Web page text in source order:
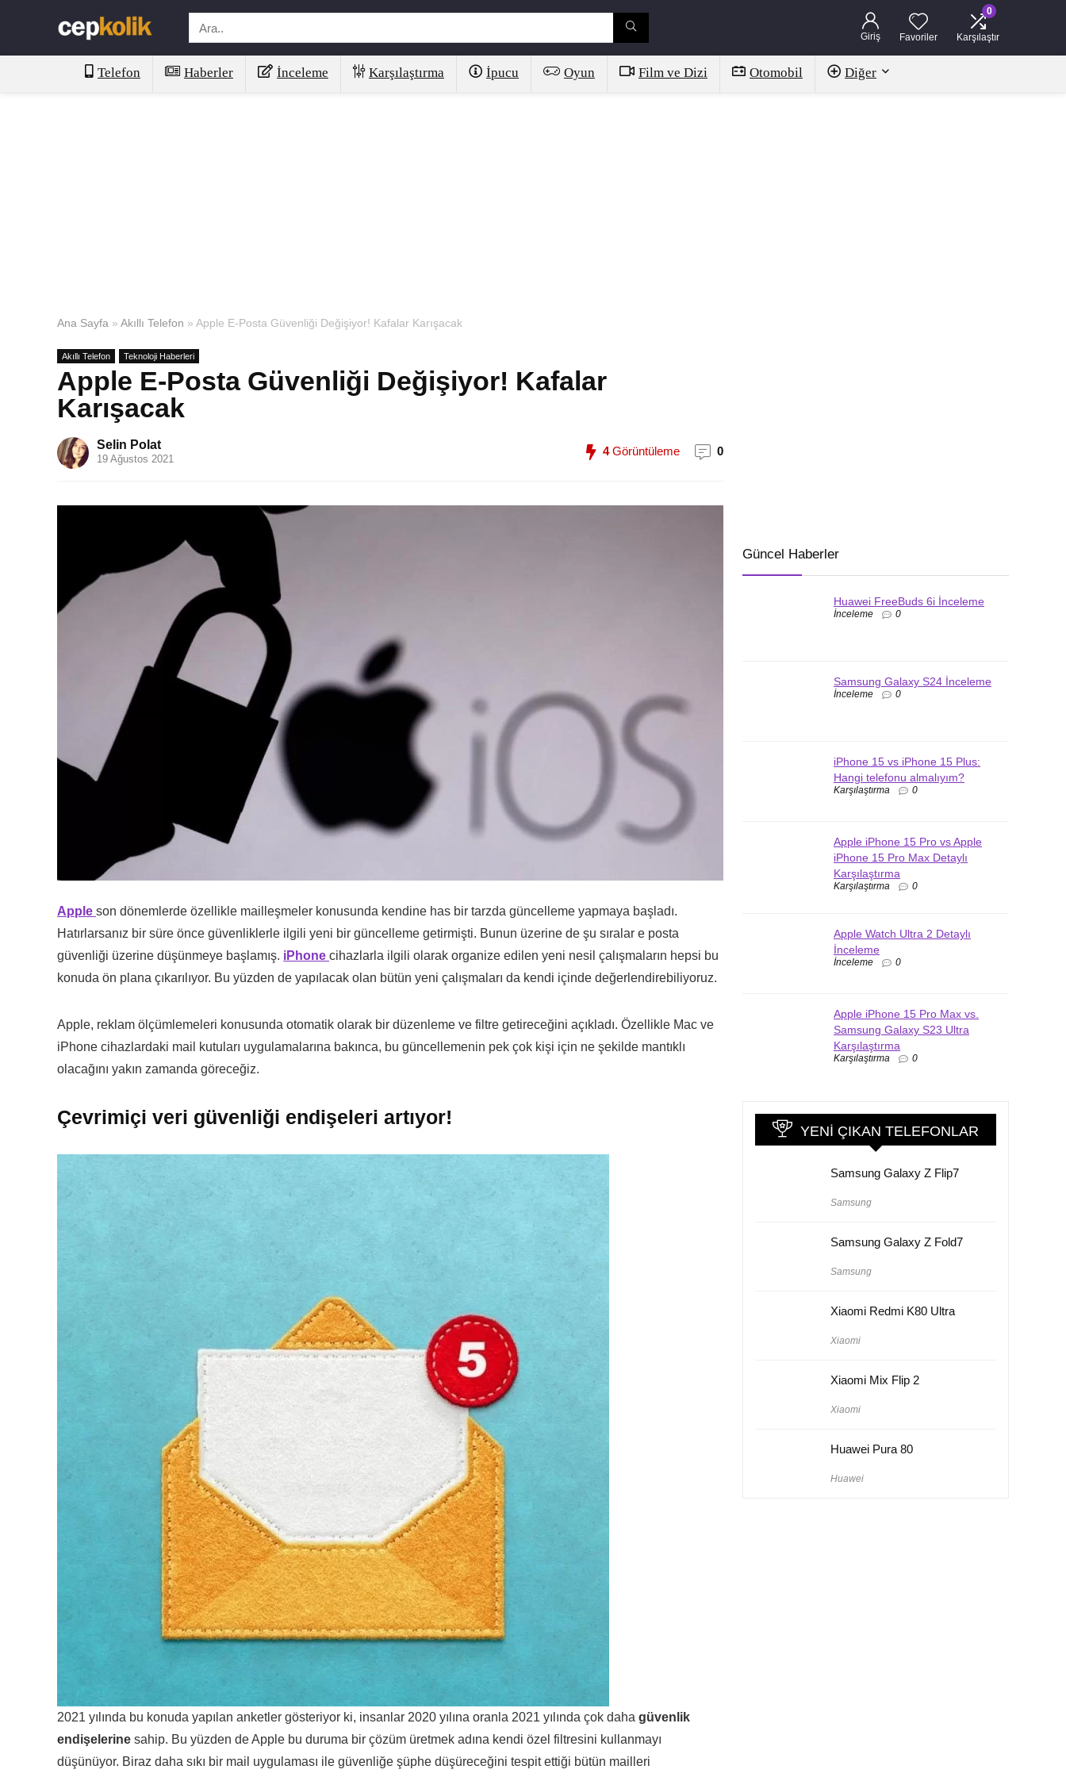
Giriş Favoriler
0
Karşılaştır
Telefon Haberler İnceleme Karşılaştırma İpucu Oyun Film ve Dizi Otomobil Diğer
Ana Sayfa » Akıllı Telefon » Apple E-Posta Güvenliği Değişiyor! Kafalar Karışacak
Akıllı Telefon Teknoloji Haberleri
Apple E-Posta Güvenliği Değişiyor! Kafalar
Karışacak
Selin Polat
19 Ağustos 2021
4Görüntüleme 0
Apple son dönemlerde özellikle mailleşmeler konusunda kendine has bir tarzda güncelleme yapmaya başladı.
Hatırlarsanız bir süre önce güvenliklerle ilgili yeni bir güncelleme getirmişti. Bunun üzerine de şu sıralar e posta
güvenliği üzerine düşünmeye başlamış. iPhone cihazlarla ilgili olarak organize edilen yeni nesil çalışmaların hepsi bu
konuda ön plana çıkarılıyor. Bu yüzden de yapılacak olan bütün yeni çalışmaları da kendi içinde değerlendirebiliyoruz.
Apple, reklam ölçümlemeleri konusunda otomatik olarak bir düzenleme ve filtre getireceğini açıkladı. Özellikle Mac ve
iPhone cihazlardaki mail kutuları uygulamalarına bakınca, bu güncellemenin pek çok kişi için ne şekilde mantıklı
olacağını yakın zamanda göreceğiz.
Çevrimiçi veri güvenliği endişeleri artıyor!
2021 yılında bu konuda yapılan anketler gösteriyor ki, insanlar 2020 yılına oranla 2021 yılında çok daha güvenlik
endişelerine sahip. Bu yüzden de Apple bu duruma bir çözüm üretmek adına kendi özel filtresini kullanmayı
düşünüyor. Biraz daha sıkı bir mail uygulaması ile güvenliğe şüphe düşüreceğini tespit ettiği bütün mailleri
Güncel Haberler
Huawei FreeBuds 6i İnceleme
İnceleme 0
Samsung Galaxy S24 İnceleme
İnceleme 0
iPhone 15 vs iPhone 15 Plus:
Hangi telefonu almalıyım?
Karşılaştırma 0
Apple iPhone 15 Pro vs Apple
iPhone 15 Pro Max Detaylı
Karşılaştırma
Karşılaştırma 0
Apple Watch Ultra 2 Detaylı
İnceleme
İnceleme 0
Apple iPhone 15 Pro Max vs.
Samsung Galaxy S23 Ultra
Karşılaştırma
Karşılaştırma 0
YENI ÇIKAN TELEFONLAR
Samsung Galaxy Z Flip7
Samsung
Samsung Galaxy Z Fold7
Samsung
Xiaomi Redmi K80 Ultra
Xiaomi
Xiaomi Mix Flip 2
Xiaomi
Huawei Pura 80
Huawei